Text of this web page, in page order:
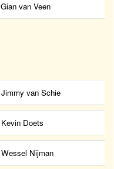
Gian van Veen
Jimmy van Schie
Kevin Doets
Wessel Nijman